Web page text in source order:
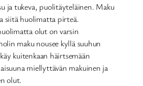
ja tukeva, puolitäyteläinen. Maku
siitä huolimatta pirteä.
olut on varsin
maku nousee kyllä suuhun
kuitenkaan häirtsemään
miellyttävän makuinen ja
olut.